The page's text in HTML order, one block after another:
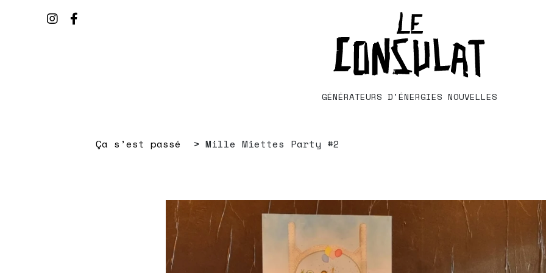
GÉNÉRATEURS D'ÉNERGIES NOUVELLES
Ça s’est passé Mille Miettes Party #2